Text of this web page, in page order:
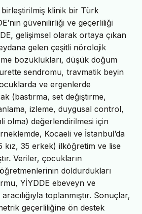
birleştirilmiş klinik bir Türk
güvenilirliği ve geçerliliği
gelişimsel olarak ortaya çıkan
gelen çeşitli nörolojik
bozuklukları, düşük doğum
sendromu, travmatik beyin
ve ergenlerde
(bastırma, set değiştirme,
izleme, duygusal control,
olma) değerlendirilmesi için
Kocaeli ve İstanbul’da
kız, 35 erkek) ilköğretim ve lise
Veriler, çocukların
doldurdukları
YİYDDE ebeveyn ve
toplanmıştır. Sonuçlar,
geçerliliğine ön destek